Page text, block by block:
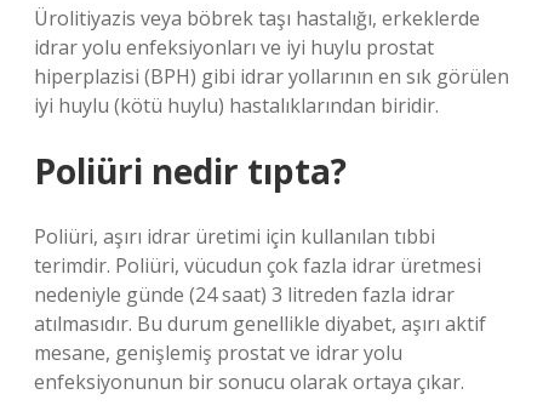
Ürolitiyazis veya böbrek taşı hastalığı, erkeklerde
idrar yolu enfeksiyonları ve iyi huylu prostat
hiperplazisi (BPH) gibi idrar yollarının en sık görülen
iyi huylu (kötü huylu) hastalıklarından biridir.
Poliüri nedir tıpta?
Poliüri, aşırı idrar üretimi için kullanılan tıbbi
terimdir. Poliüri, vücudun çok fazla idrar üretmesi
nedeniyle günde (24 saat) 3 litreden fazla idrar
atılmasıdır. Bu durum genellikle diyabet, aşırı aktif
mesane, genişlemiş prostat ve idrar yolu
enfeksiyonunun bir sonucu olarak ortaya çıkar.